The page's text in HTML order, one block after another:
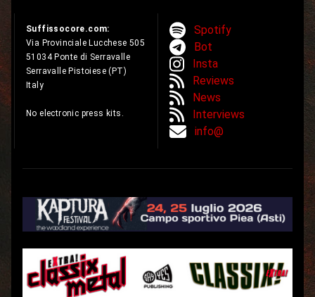
Suffissocore.com:
Via Provinciale Lucchese 505
51034 Ponte di Serravalle
Serravalle Pistoiese (PT)
Italy
No electronic press kits.
Spotify
Bot
Insta
Reviews
News
Interviews
info@